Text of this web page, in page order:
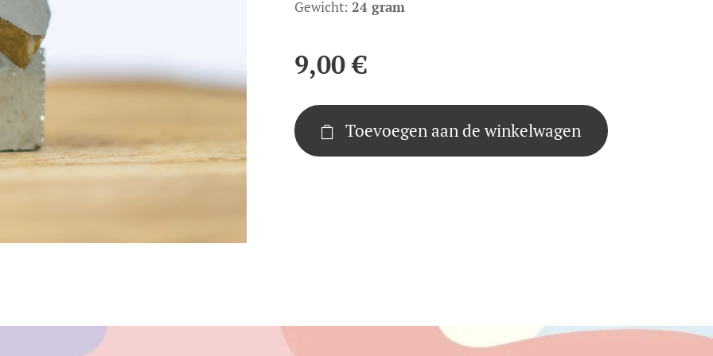
Gewicht:24 gram
9,00€
Toevoegen aan de winkelwagen